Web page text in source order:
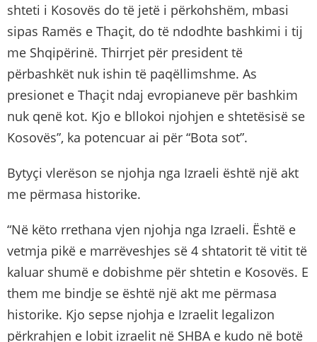
shteti i Kosovës do të jetë i përkohshëm, mbasi
sipas Ramës e Thaçit, do të ndodhte bashkimi i tij
me Shqipërinë. Thirrjet për president të
përbashkët nuk ishin të paqëllimshme. As
presionet e Thaçit ndaj evropianeve për bashkim
nuk qenë kot. Kjo e bllokoi njohjen e shtetësisë se
Kosovës”, ka potencuar ai për “Bota sot”.
Bytyçi vlerëson se njohja nga Izraeli është një akt
me përmasa historike.
“Në këto rrethana vjen njohja nga Izraeli. Është e
vetmja pikë e marrëveshjes së 4 shtatorit të vitit të
kaluar shumë e dobishme për shtetin e Kosovës. E
them me bindje se është një akt me përmasa
historike. Kjo sepse njohja e Izraelit legalizon
përkrahjen e lobit izraelit në SHBA e kudo në botë